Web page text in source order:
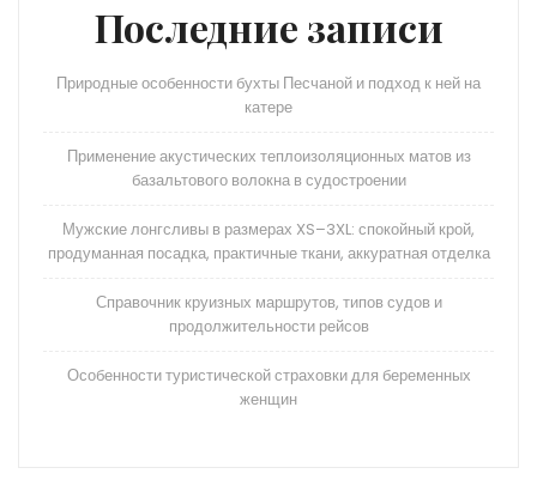
Последние записи
Природные особенности бухты Песчаной и подход к ней на
катере
Применение акустических теплоизоляционных матов из
базальтового волокна в судостроении
Мужские лонгсливы в размерах XS–3XL: спокойный крой,
продуманная посадка, практичные ткани, аккуратная отделка
Справочник круизных маршрутов, типов судов и
продолжительности рейсов
Особенности туристической страховки для беременных
женщин